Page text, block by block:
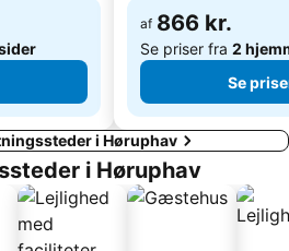
af 866 kr.
Se priser fra 2
Se
i Høruphav
i Høruphav